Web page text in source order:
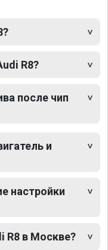
R8?
после чип
и
настройки
R8 в Москве?